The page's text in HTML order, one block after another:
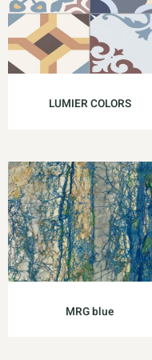
LUMIER COLORS
MRG blue